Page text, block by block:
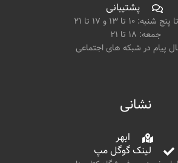
پشتیبانی
۱۰ تا ۱۳ و ۱۷ تا ۲۱
جمعه: ۱۸ تا ۲۱
پیام در شبکه های اجتماعی
نشانی
ابهر
لینک گوگل مپ